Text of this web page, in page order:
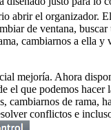
abrir el organizador.
de ventana,
cambiarnos a ella y
mejoría. Ahora
el que podemos hacer
cambiarnos de rama,
conflictos e